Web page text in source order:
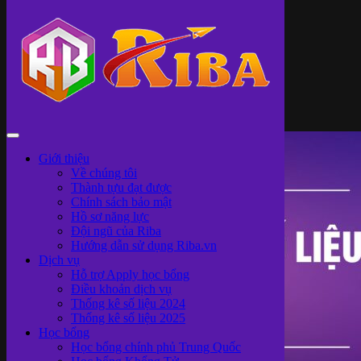
Giới thiệu
Về chúng tôi
Thành tựu đạt được
Chính sách bảo mật
Hồ sơ năng lực
Đội ngũ của Riba
Hướng dẫn sử dụng Riba.vn
Dịch vụ
Hỗ trợ Apply học bổng
Điều khoản dịch vụ
Thống kê số liệu 2024
Thống kê số liệu 2025
Học bổng
Học bổng chính phủ Trung Quốc